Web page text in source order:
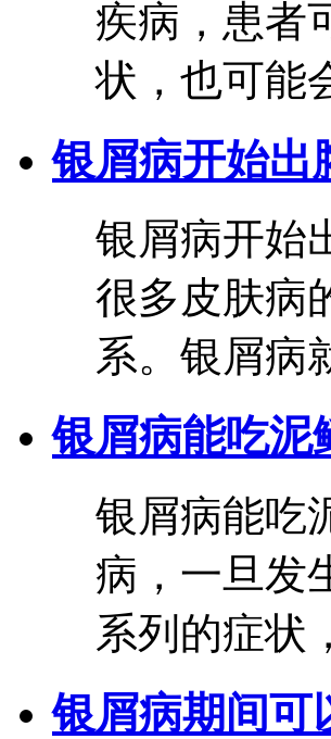
疾病，患者
状，也可能
银屑病开始出
银屑病开始
很多皮肤病
系。银屑病
银屑病能吃泥
银屑病能吃
病，一旦发
系列的症状
银屑病期间可